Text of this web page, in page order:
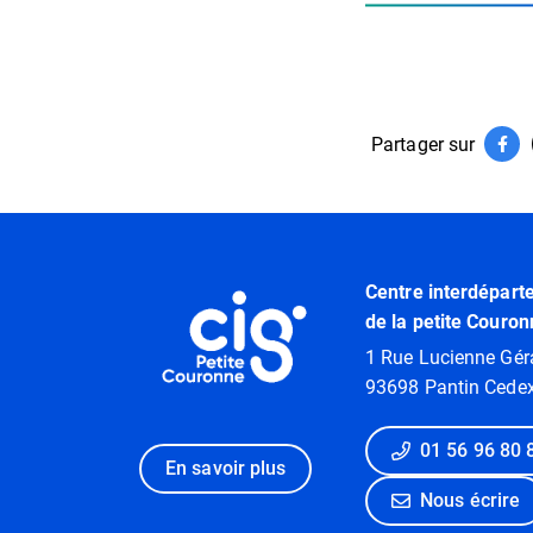
Partager sur
Informations utiles
En savoir plus
Centre
de la petite
1 Rue Lucienne
93698 Pantin
01 56 96 80
Nous écrire